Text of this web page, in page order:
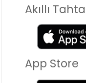
Akıllı Tahta
App Store